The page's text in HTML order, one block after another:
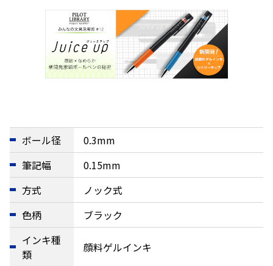
ボール径
0.3mm
筆記幅
0.15mm
方式
ノック式
色柄
ブラック
インキ種
類
顔料ゲルインキ